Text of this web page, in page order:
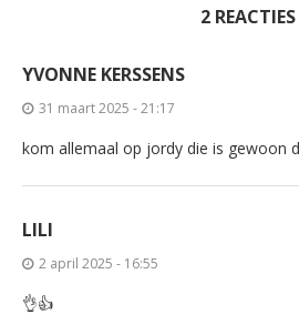
2 REACTIES
YVONNE KERSSENS
31 maart 2025 - 21:17
kom allemaal op jordy die is gewoon
LILI
2 april 2025 - 16:55
👌👍